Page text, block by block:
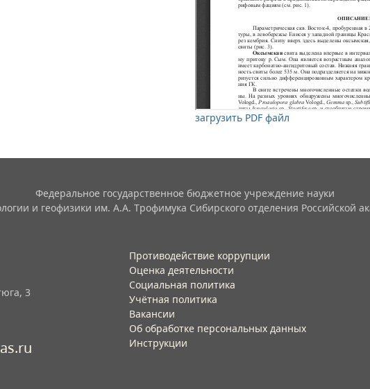
загрузить PDF файл
Федеральное государственное бюджетное учреждение науки
и геофизики им. А.А. Трофимука Сибирского отделения Российской
3
Противодействие коррупции
Оценка деятельности
Социальная политика
Учётная политика​
Вакансии​
Об обработке персональных данных​
Инструкции​